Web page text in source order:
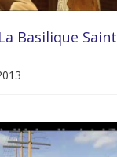
Basilique Saint